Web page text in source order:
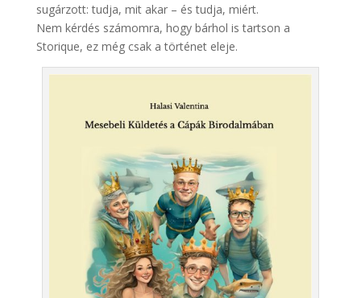
sugárzott: tudja, mit akar – és tudja, miért.
Nem kérdés számomra, hogy bárhol is tartson a
Storique, ez még csak a történet eleje.